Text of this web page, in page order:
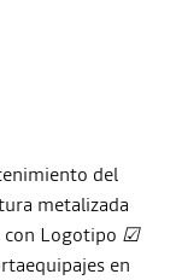
del
metalizada
Logotipo ☑
en